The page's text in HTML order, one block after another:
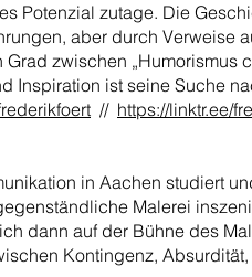
Potenzial zutage. Die
aber durch Verweise
zwischen „Humorismus
Inspiration ist seine Suche
// https://linktr.ee/
in Aachen studiert
Malerei
dann auf der Bühne des
Kontingenz,